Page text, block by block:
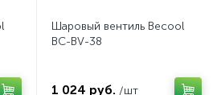
Шаровый вентиль Becool
BC-BV-38
1 024 руб. /шт